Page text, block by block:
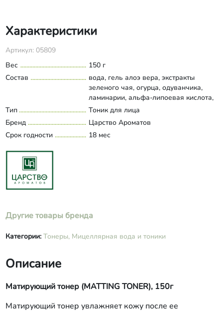
Характеристики
Артикул: 05809
Вес
150 г
Состав
вода, гель алоэ вера, экстракты
зеленого чая, огурца, одуванчика,
ламинарии, альфа-липоевая кислота,
Д-пантенол, морской коллаген,
гидролизат протеинов пшеницы,
глицин, феруловая кислота, Galeargan
WS (водорастворимое масло арганы),
Развернуть состав
Тип
Тоник для лица
Бренд
Царство Ароматов
Срок годности
18 мес
Другие товары бренда
Категории: Тонеры, Мицеллярная вода и тоники
Описание
Матирующий тонер (MATTING TONER), 150г
Матирующий тонер увлажняет кожу после ее